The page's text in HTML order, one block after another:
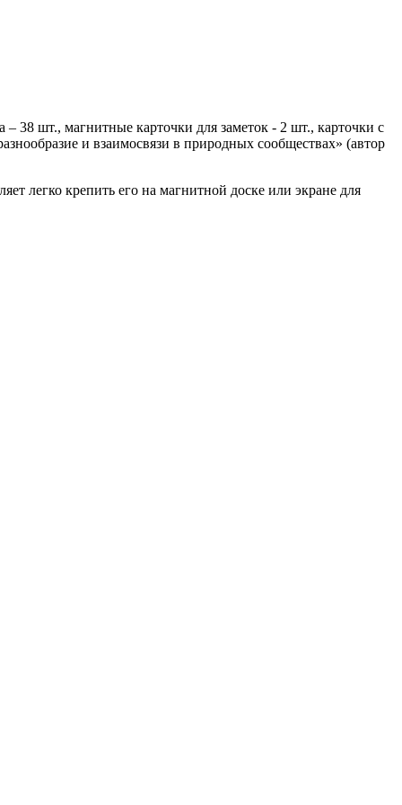
38 шт., магнитные карточки для заметок - 2 шт., карточки с
и взаимосвязи в природных сообществах» (автор
легко крепить его на магнитной доске или экране для